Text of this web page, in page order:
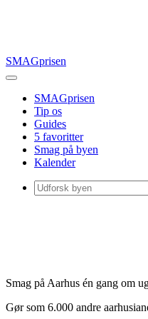
SMAGprisen
SMAGprisen
Tip os
Guides
5 favoritter
Smag på byen
Kalender
Smag på Aarhus én gang om
Gør som 6.000 andre